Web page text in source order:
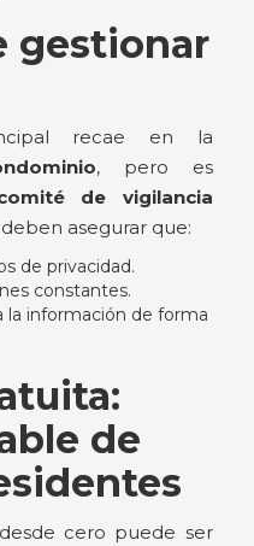
gestionar
recae en la
, pero es
de vigilancia
asegurar que:
de privacidad.
constantes.
la información de forma
de
cero puede ser